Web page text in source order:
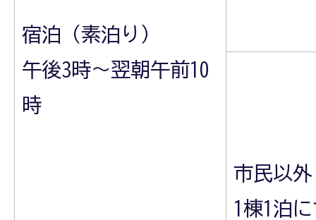
宿泊（素泊り）
午後3時～翌朝午前10
時
市民以外
1棟1泊